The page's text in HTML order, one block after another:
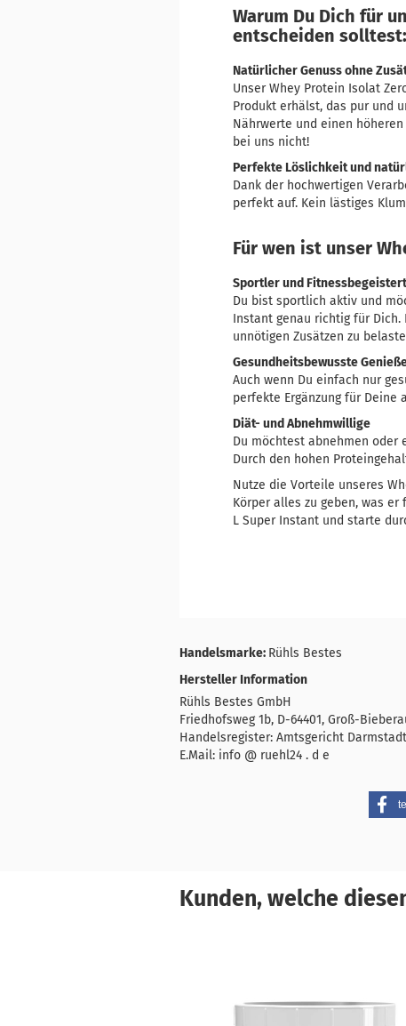
Warum Du Dich für
entscheiden solltest:
Natürlicher Genuss ohne
Unser Whey Protein Isolat
Produkt erhälst, das pur und
Nährwerte und einen
bei uns nicht!
Perfekte Löslichkeit und
Dank der hochwertigen
perfekt auf. Kein lästiges
Für wen ist unser
Sportler und
Du bist sportlich aktiv und
Instant genau richtig für
unnötigen Zusätzen zu
Gesundheitsbewusste
Auch wenn Du einfach nur
perfekte Ergänzung für Deine
Diät- und Abnehmwillige
Du möchtest abnehmen oder
Durch den hohen
Nutze die Vorteile unseres
Körper alles zu geben, was
L Super Instant und starte
Handelsmarke: Rühls Bestes
Hersteller Information
Rühls Bestes GmbH
Friedhofsweg 1b, D-64401, Groß-
Handelsregister: Amtsgericht
E.Mail: info @ ruehl24 . d e
Kunden, welche